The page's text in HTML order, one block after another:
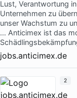
Lust, Verantwortung
Unternehmen zu
unser Wachstum zu
… Anticimex ist das
jobs.anticimex.de
2